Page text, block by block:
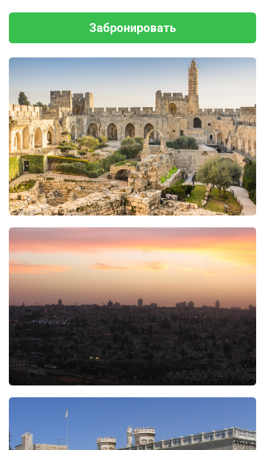
Забронировать